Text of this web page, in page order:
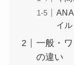
イル
一般・
の違い